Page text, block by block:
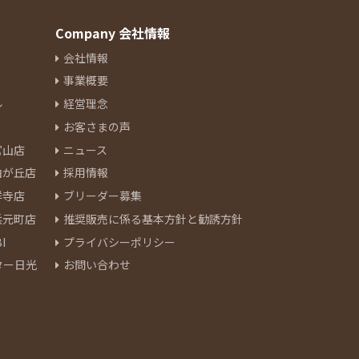
店
丘店
店
町店
日光
Company 会社情報
会社情報
事業概要
経営理念
お客さまの声
ニュース
採用情報
ブリーダー募集
推奨販売に係る基本方針と勧誘方針
プライバシーポリシー
お問い合わせ